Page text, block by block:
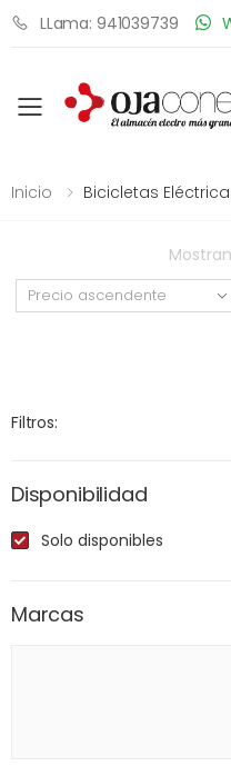
LLama: 941039739
Toggle
Inicio Bicicletas
Filtros:
Disponibilidad
Solo disponibles
Marcas